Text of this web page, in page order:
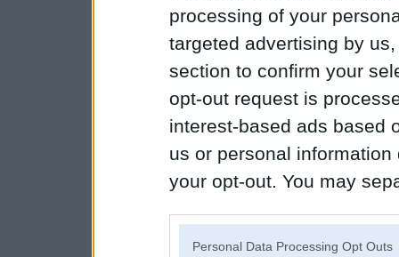
processing of your
targeted advertising by
section to confirm your
opt-out request is
interest-based ads based
us or personal
your opt-out. You may
Personal Data Processing Opt Outs